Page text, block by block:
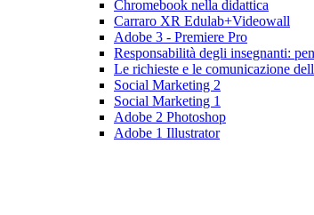
Chromebook nella didattica
Carraro XR Edulab+Videowall
Adobe 3 - Premiere Pro
Responsabilità degli insegnanti:
Le richieste e le comunicazione
Social Marketing 2
Social Marketing 1
Adobe 2 Photoshop
Adobe 1 Illustrator